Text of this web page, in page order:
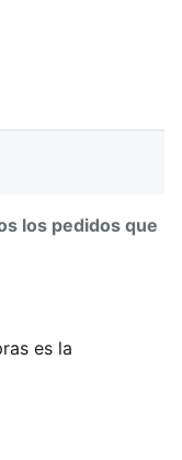
los pedidos que
es la
espacio
para ir a la
el hombro